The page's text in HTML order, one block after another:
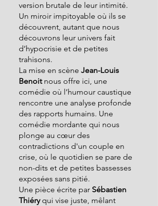
version brutale de leur intimité.
Un miroir impitoyable où ils se
découvrent, autant que nous
découvrons leur univers fait
d’hypocrisie et de petites
trahisons.
La mise en scène Jean-Louis
Benoit nous offre ici, une
comédie où l’humour caustique
rencontre une analyse profonde
des rapports humains. Une
comédie mordante qui nous
plonge au cœur des
contradictions d'un couple en
crise, où le quotidien se pare de
non-dits et de petites bassesses
exposées sans pitié.
Une pièce écrite par Sébastien
Thiéry qui vise juste, mêlant